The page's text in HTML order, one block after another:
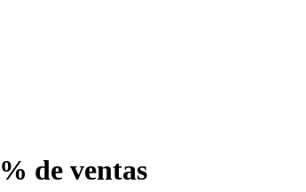
de ventas